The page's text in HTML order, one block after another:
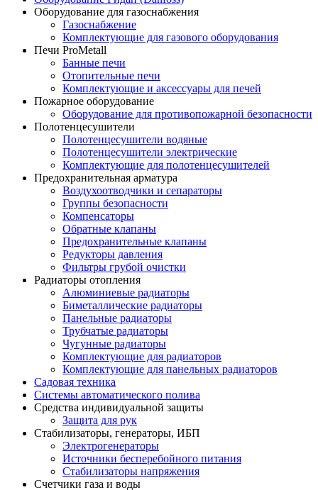
Оборудование для газоснабжения
Газоснабжение
Комплектующие для газового оборудования
Печи ProMetall
Банные печи
Отопительные печи
Комплектующие и аксессуары для печей
Пожарное оборудование
Оборудование для противопожарной безопасности
Полотенцесушители
Полотенцесушители водяные
Полотенцесушители электрические
Комплектующие для полотенцесушителей
Предохранительная арматура
Воздухоотводчики и сепараторы
Группы безопасности
Компенсаторы
Обратные клапаны
Предохранительные клапаны
Редукторы давления
Фильтры грубой очистки
Радиаторы отопления
Алюминиевые радиаторы
Биметаллические радиаторы
Панельные радиаторы
Трубчатые радиаторы
Чугунные радиаторы
Комплектующие для радиаторов
Комплектующие для панельных радиаторов
Садовая техника
Системы автоматического полива
Средства индивидуальной защиты
Защита для рук
Стабилизаторы, генераторы, ИБП
Электрогенераторы
Источники бесперебойного питания
Стабилизаторы напряжения
Счетчики газа и воды